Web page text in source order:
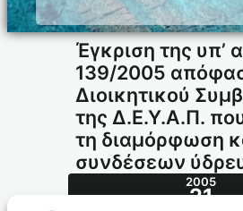
Έγκριση της υπ’
139/2005
Διοικητικού
της Δ.Ε.Υ.Α.Π.
τη διαμόρφωση
συνδέσεων
2005
21